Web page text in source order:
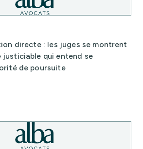
directe : les juges se montrent
justiciable qui entend se
de poursuite